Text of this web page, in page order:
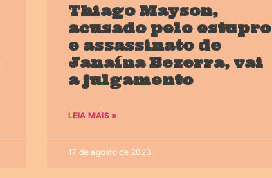
Thiago Mayson,
acusado pelo estupro
e assassinato de
Janaína Bezerra, vai
a julgamento
LEIA MAIS »
17 de agosto de 2023